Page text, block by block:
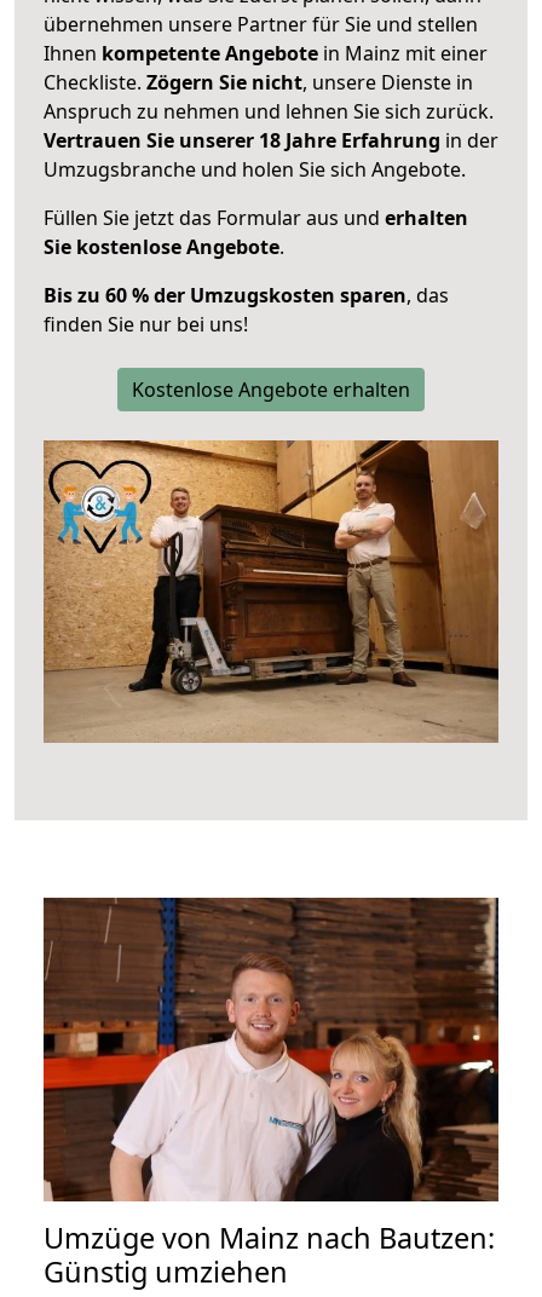
übernehmen unsere Partner für Sie und stellen
Ihnen kompetente Angebote in Mainz mit einer
Checkliste. Zögern Sie nicht, unsere Dienste in
Anspruch zu nehmen und lehnen Sie sich zurück.
Vertrauen Sie unserer 18 Jahre Erfahrung in der
Umzugsbranche und holen Sie sich Angebote.
Füllen Sie jetzt das Formular aus und erhalten
Sie kostenlose Angebote.
Bis zu 60 % der Umzugskosten sparen, das
finden Sie nur bei uns!
Kostenlose Angebote erhalten
Umzüge von Mainz nach Bautzen:
Günstig umziehen